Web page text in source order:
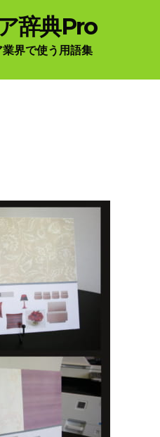
辞典Pro
界で使う用語集